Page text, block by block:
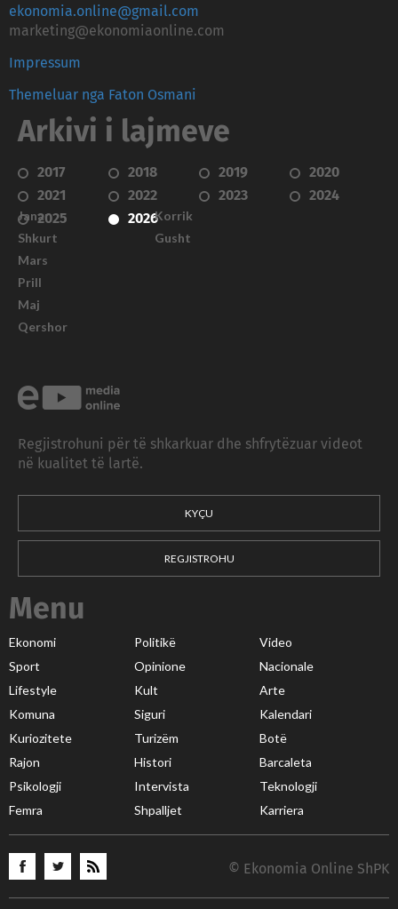
ekonomia.online@gmail.com
marketing@ekonomiaonline.com
Impressum
Themeluar nga Faton Osmani
Arkivi i lajmeve
2017 2018 2019
2020
2021
2022 2023
2024
2025
2026
Janar
Shkurt
Mars
Prill
Maj
Qershor
Korrik
Gusht
Regjistrohuni për të shkarkuar dhe shfrytëzuar videot
në kualitet të lartë.
KYÇU
REGJISTROHU
Menu
Ekonomi Politikë
Video
Sport
Opinione
Nacionale
Lifestyle
Kult
Arte
Komuna
Siguri
Kalendari
Kuriozitete
Turizëm
Botë
Rajon
Histori
Barcaleta
Psikologji
Intervista
Teknologji
Femra
Shpalljet Karriera
© Ekonomia Online ShPK